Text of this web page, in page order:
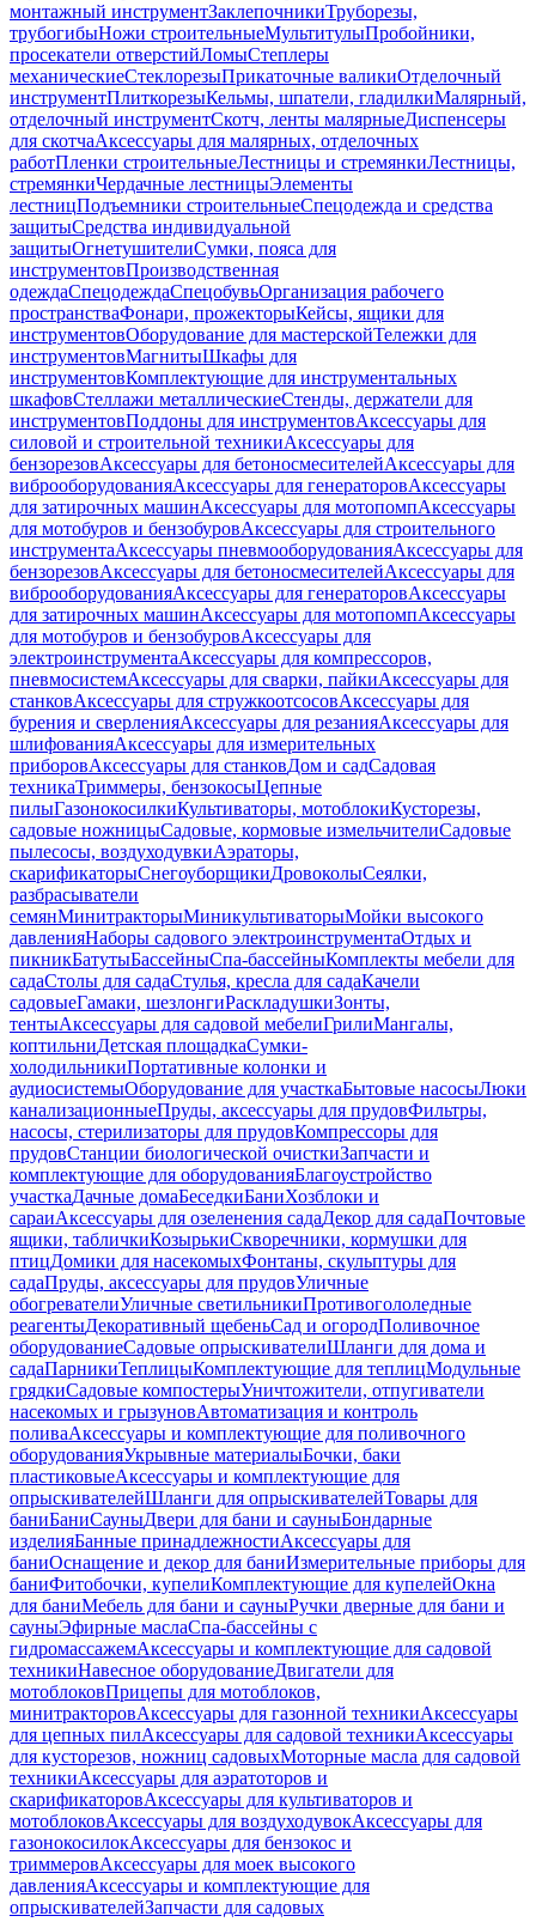
монтажный инструментЗаклепочникиТруборезы,
трубогибыНожи строительныеМультитулыПробойники,
просекатели отверстийЛомыСтеплеры
механическиеСтеклорезыПрикаточные валикиОтделочный
инструментПлиткорезыКельмы, шпатели, гладилкиМалярный,
отделочный инструментСкотч, ленты малярныеДиспенсеры
для скотчаАксессуары для малярных, отделочных
работПленки строительныеЛестницы и стремянкиЛестницы,
стремянкиЧердачные лестницыЭлементы
лестницПодъемники строительныеСпецодежда и средства
защитыСредства индивидуальной
защитыОгнетушителиСумки, пояса для
инструментовПроизводственная
одеждаСпецодеждаСпецобувьОрганизация рабочего
пространстваФонари, прожекторыКейсы, ящики для
инструментовОборудование для мастерскойТележки для
инструментовМагнитыШкафы для
инструментовКомплектующие для инструментальных
шкафовСтеллажи металлическиеСтенды, держатели для
инструментовПоддоны для инструментовАксессуары для
силовой и строительной техникиАксессуары для
бензорезовАксессуары для бетоносмесителейАксессуары для
виброоборудованияАксессуары для генераторовАксессуары
для затирочных машинАксессуары для мотопомпАксессуары
для мотобуров и бензобуровАксессуары для строительного
инструментаАксессуары пневмооборудованияАксессуары для
бензорезовАксессуары для бетоносмесителейАксессуары для
виброоборудованияАксессуары для генераторовАксессуары
для затирочных машинАксессуары для мотопомпАксессуары
для мотобуров и бензобуровАксессуары для
электроинструментаАксессуары для компрессоров,
пневмосистемАксессуары для сварки, пайкиАксессуары для
станковАксессуары для стружкоотсосовАксессуары для
бурения и сверленияАксессуары для резанияАксессуары для
шлифованияАксессуары для измерительных
приборовАксессуары для станковДом и садСадовая
техникаТриммеры, бензокосыЦепные
пилыГазонокосилкиКультиваторы, мотоблокиКусторезы,
садовые ножницыСадовые, кормовые измельчителиСадовые
пылесосы, воздуходувкиАэраторы,
скарификаторыСнегоуборщикиДровоколыСеялки,
разбрасыватели
семянМинитракторыМиникультиваторыМойки высокого
давленияНаборы садового электроинструментаОтдых и
пикникБатутыБассейныСпа-бассейныКомплекты мебели для
садаСтолы для садаСтулья, кресла для садаКачели
садовыеГамаки, шезлонгиРаскладушкиЗонты,
тентыАксессуары для садовой мебелиГрилиМангалы,
коптильниДетская площадкаСумки-
холодильникиПортативные колонки и
аудиосистемыОборудование для участкаБытовые насосыЛюки
канализационныеПруды, аксессуары для прудовФильтры,
насосы, стерилизаторы для прудовКомпрессоры для
прудовСтанции биологической очисткиЗапчасти и
комплектующие для оборудованияБлагоустройство
участкаДачные домаБеседкиБаниХозблоки и
сараиАксессуары для озеленения садаДекор для садаПочтовые
ящики, табличкиКозырькиСкворечники, кормушки для
птицДомики для насекомыхФонтаны, скульптуры для
садаПруды, аксессуары для прудовУличные
обогревателиУличные светильникиПротивогололедные
реагентыДекоративный щебеньСад и огородПоливочное
оборудованиеСадовые опрыскивателиШланги для дома и
садаПарникиТеплицыКомплектующие для теплицМодульные
грядкиСадовые компостерыУничтожители, отпугиватели
насекомых и грызуновАвтоматизация и контроль
поливаАксессуары и комплектующие для поливочного
оборудованияУкрывные материалыБочки, баки
пластиковыеАксессуары и комплектующие для
опрыскивателейШланги для опрыскивателейТовары для
баниБаниСауныДвери для бани и сауныБондарные
изделияБанные принадлежностиАксессуары для
баниОснащение и декор для баниИзмерительные приборы для
баниФитобочки, купелиКомплектующие для купелейОкна
для баниМебель для бани и сауныРучки дверные для бани и
сауныЭфирные маслаСпа-бассейны с
гидромассажемАксессуары и комплектующие для садовой
техникиНавесное оборудованиеДвигатели для
мотоблоковПрицепы для мотоблоков,
минитракторовАксессуары для газонной техникиАксессуары
для цепных пилАксессуары для садовой техникиАксессуары
для кусторезов, ножниц садовыхМоторные масла для садовой
техникиАксессуары для аэратоторов и
скарификаторовАксессуары для культиваторов и
мотоблоковАксессуары для воздуходувокАксессуары для
газонокосилокАксессуары для бензокос и
триммеровАксессуары для моек высокого
давленияАксессуары и комплектующие для
опрыскивателейЗапчасти для садовых